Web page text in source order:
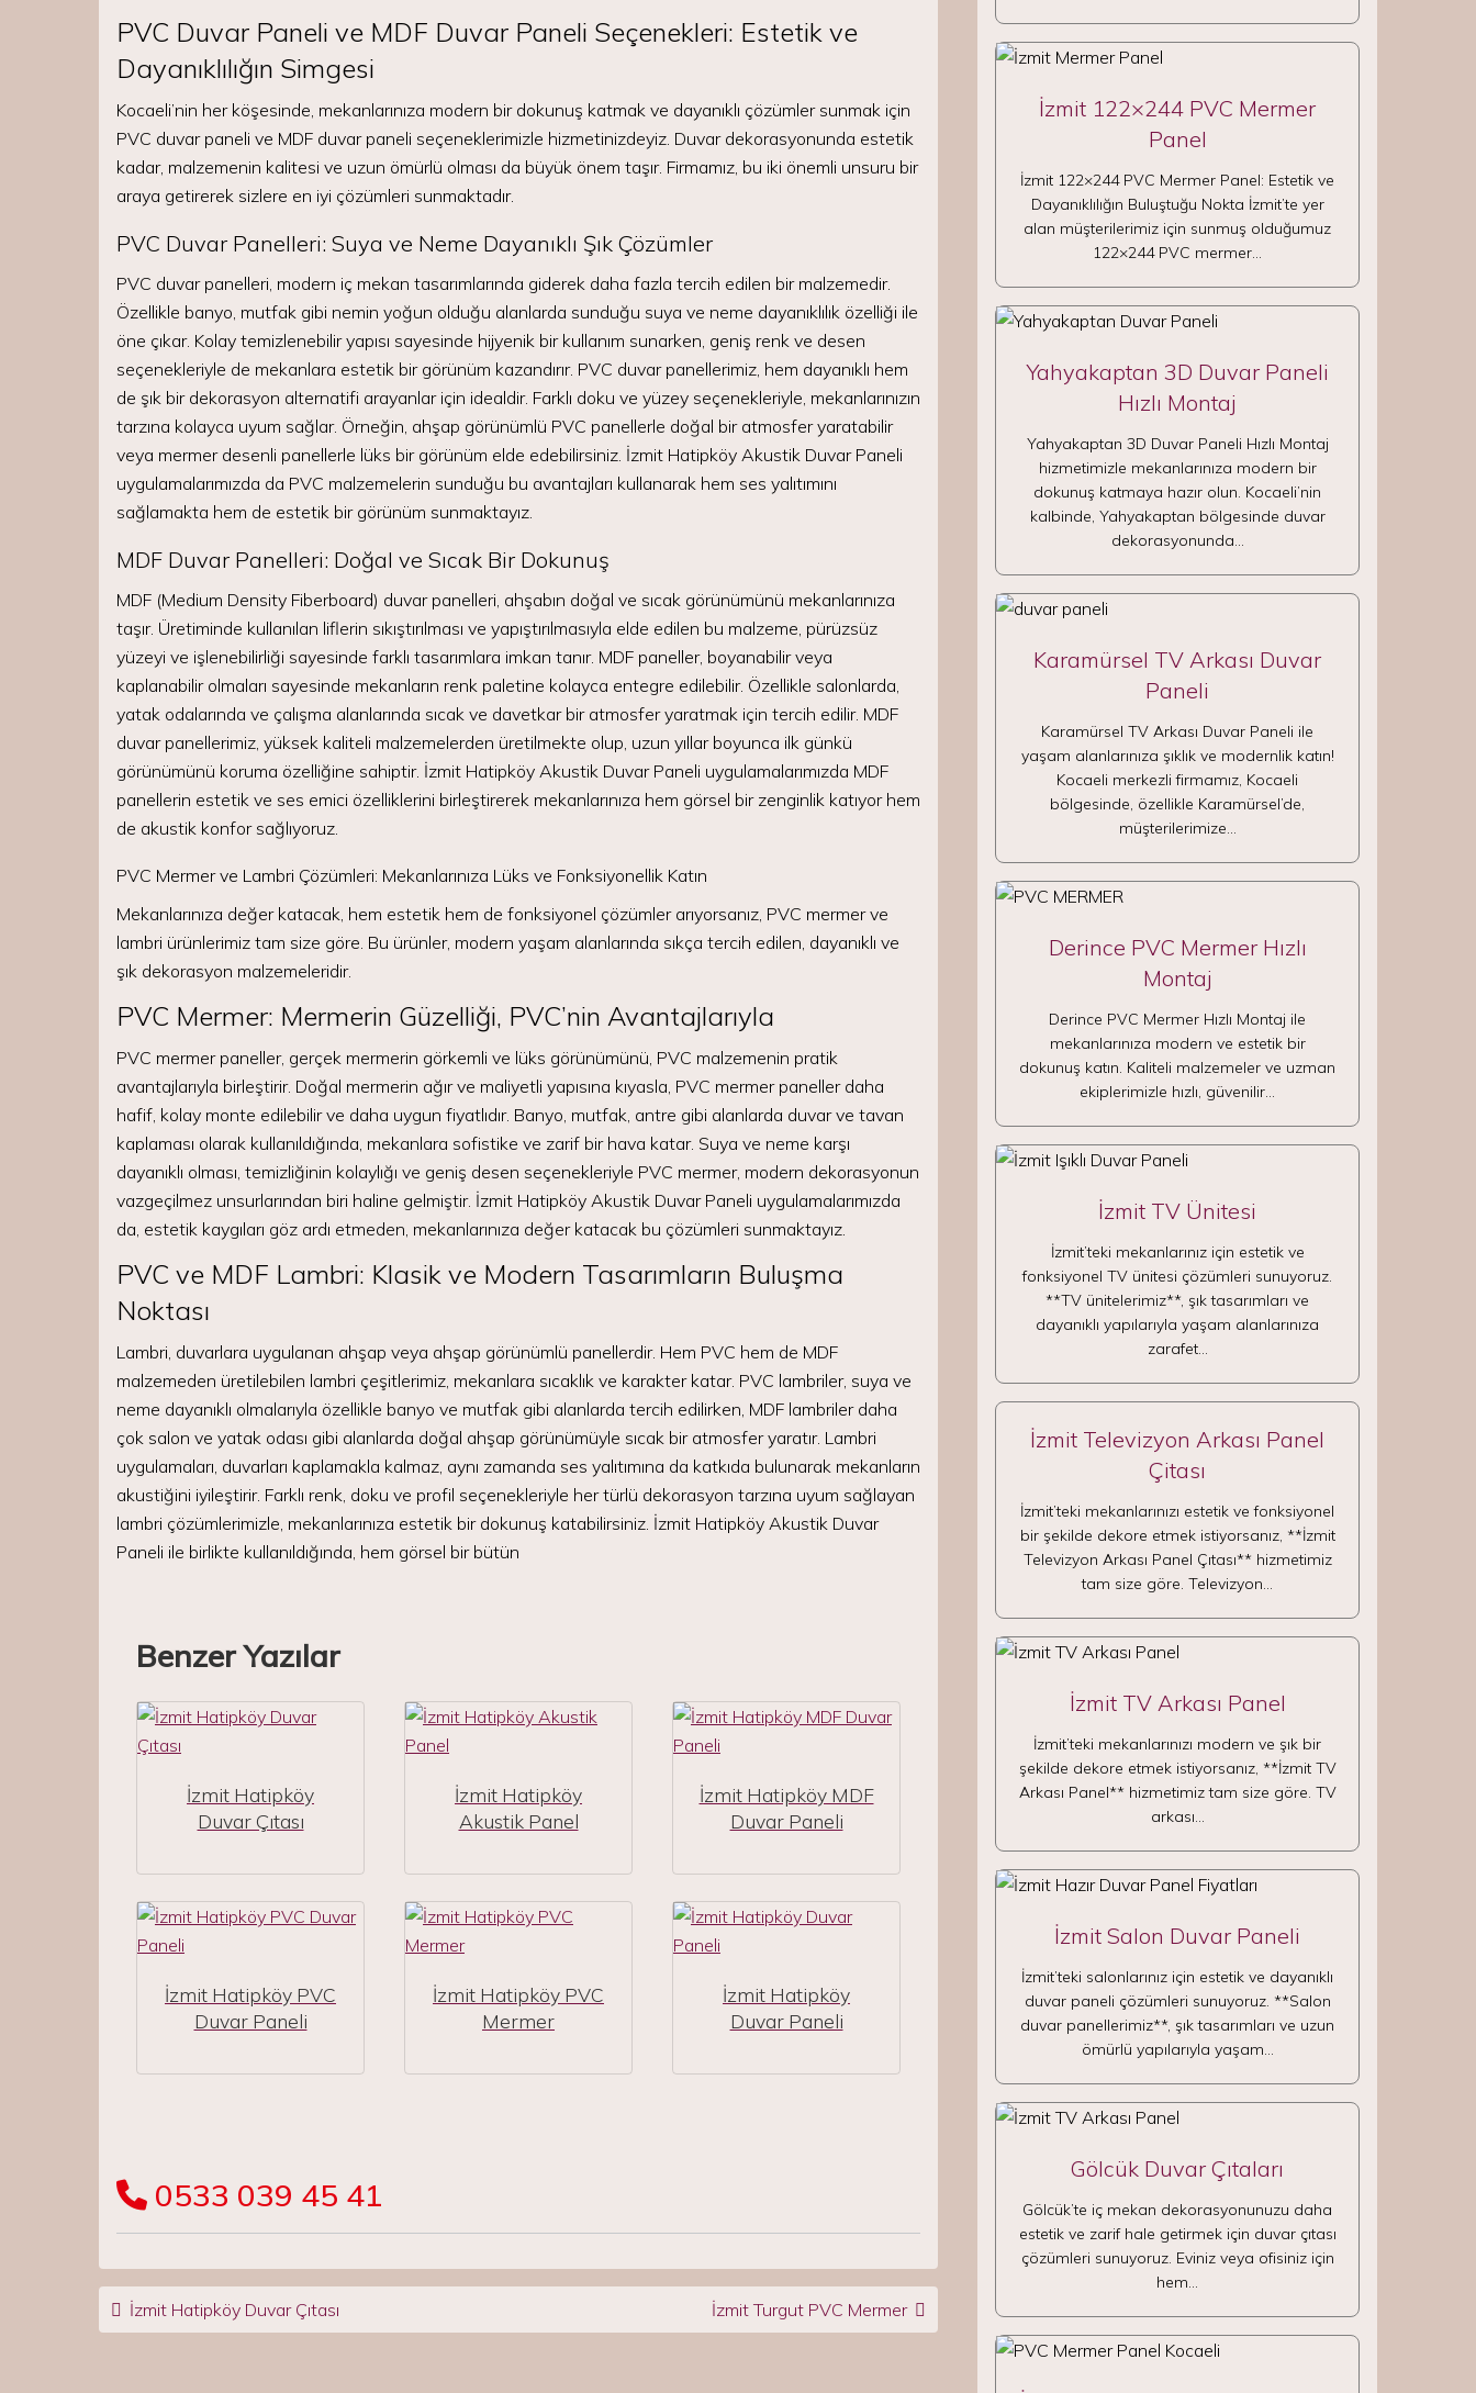
PVC Duvar Paneli ve MDF Duvar Paneli Seçenekleri: Estetik ve
Dayanıklılığın Simgesi
Kocaeli’nin her köşesinde, mekanlarınıza modern bir dokunuş katmak ve dayanıklı çözümler sunmak için
PVC duvar paneli ve MDF duvar paneli seçeneklerimizle hizmetinizdeyiz. Duvar dekorasyonunda estetik
kadar, malzemenin kalitesi ve uzun ömürlü olması da büyük önem taşır. Firmamız, bu iki önemli unsuru bir
araya getirerek sizlere en iyi çözümleri sunmaktadır.
PVC Duvar Panelleri: Suya ve Neme Dayanıklı Şık Çözümler
PVC duvar panelleri, modern iç mekan tasarımlarında giderek daha fazla tercih edilen bir malzemedir.
Özellikle banyo, mutfak gibi nemin yoğun olduğu alanlarda sunduğu suya ve neme dayanıklılık özelliği ile
öne çıkar. Kolay temizlenebilir yapısı sayesinde hijyenik bir kullanım sunarken, geniş renk ve desen
seçenekleriyle de mekanlara estetik bir görünüm kazandırır. PVC duvar panellerimiz, hem dayanıklı hem
de şık bir dekorasyon alternatifi arayanlar için idealdir. Farklı doku ve yüzey seçenekleriyle, mekanlarınızın
tarzına kolayca uyum sağlar. Örneğin, ahşap görünümlü PVC panellerle doğal bir atmosfer yaratabilir
veya mermer desenli panellerle lüks bir görünüm elde edebilirsiniz. İzmit Hatipköy Akustik Duvar Paneli
uygulamalarımızda da PVC malzemelerin sunduğu bu avantajları kullanarak hem ses yalıtımını
sağlamakta hem de estetik bir görünüm sunmaktayız.
MDF Duvar Panelleri: Doğal ve Sıcak Bir Dokunuş
MDF (Medium Density Fiberboard) duvar panelleri, ahşabın doğal ve sıcak görünümünü mekanlarınıza
taşır. Üretiminde kullanılan liflerin sıkıştırılması ve yapıştırılmasıyla elde edilen bu malzeme, pürüzsüz
yüzeyi ve işlenebilirliği sayesinde farklı tasarımlara imkan tanır. MDF paneller, boyanabilir veya
kaplanabilir olmaları sayesinde mekanların renk paletine kolayca entegre edilebilir. Özellikle salonlarda,
yatak odalarında ve çalışma alanlarında sıcak ve davetkar bir atmosfer yaratmak için tercih edilir. MDF
duvar panellerimiz, yüksek kaliteli malzemelerden üretilmekte olup, uzun yıllar boyunca ilk günkü
görünümünü koruma özelliğine sahiptir. İzmit Hatipköy Akustik Duvar Paneli uygulamalarımızda MDF
panellerin estetik ve ses emici özelliklerini birleştirerek mekanlarınıza hem görsel bir zenginlik katıyor hem
de akustik konfor sağlıyoruz.
PVC Mermer ve Lambri Çözümleri: Mekanlarınıza Lüks ve Fonksiyonellik Katın
Mekanlarınıza değer katacak, hem estetik hem de fonksiyonel çözümler arıyorsanız, PVC mermer ve
lambri ürünlerimiz tam size göre. Bu ürünler, modern yaşam alanlarında sıkça tercih edilen, dayanıklı ve
şık dekorasyon malzemeleridir.
PVC Mermer: Mermerin Güzelliği, PVC’nin Avantajlarıyla
PVC mermer paneller, gerçek mermerin görkemli ve lüks görünümünü, PVC malzemenin pratik
avantajlarıyla birleştirir. Doğal mermerin ağır ve maliyetli yapısına kıyasla, PVC mermer paneller daha
hafif, kolay monte edilebilir ve daha uygun fiyatlıdır. Banyo, mutfak, antre gibi alanlarda duvar ve tavan
kaplaması olarak kullanıldığında, mekanlara sofistike ve zarif bir hava katar. Suya ve neme karşı
dayanıklı olması, temizliğinin kolaylığı ve geniş desen seçenekleriyle PVC mermer, modern dekorasyonun
vazgeçilmez unsurlarından biri haline gelmiştir. İzmit Hatipköy Akustik Duvar Paneli uygulamalarımızda
da, estetik kaygıları göz ardı etmeden, mekanlarınıza değer katacak bu çözümleri sunmaktayız.
PVC ve MDF Lambri: Klasik ve Modern Tasarımların Buluşma
Noktası
Lambri, duvarlara uygulanan ahşap veya ahşap görünümlü panellerdir. Hem PVC hem de MDF
malzemeden üretilebilen lambri çeşitlerimiz, mekanlara sıcaklık ve karakter katar. PVC lambriler, suya ve
neme dayanıklı olmalarıyla özellikle banyo ve mutfak gibi alanlarda tercih edilirken, MDF lambriler daha
çok salon ve yatak odası gibi alanlarda doğal ahşap görünümüyle sıcak bir atmosfer yaratır. Lambri
uygulamaları, duvarları kaplamakla kalmaz, aynı zamanda ses yalıtımına da katkıda bulunarak mekanların
akustiğini iyileştirir. Farklı renk, doku ve profil seçenekleriyle her türlü dekorasyon tarzına uyum sağlayan
lambri çözümlerimizle, mekanlarınıza estetik bir dokunuş katabilirsiniz. İzmit Hatipköy Akustik Duvar
Paneli ile birlikte kullanıldığında, hem görsel bir bütün
Benzer Yazılar
İzmit Hatipköy
Duvar Çıtası
İzmit Hatipköy
Akustik Panel
İzmit Hatipköy MDF
Duvar Paneli
İzmit Hatipköy PVC
Duvar Paneli
İzmit Hatipköy PVC
Mermer
İzmit Hatipköy
Duvar Paneli
0533 039 45 41
Post navigation
İzmit Hatipköy Duvar Çıtası İzmit Turgut PVC Mermer
İzmit 122×244 PVC Mermer
Panel
İzmit 122×244 PVC Mermer Panel: Estetik ve
Dayanıklılığın Buluştuğu Nokta İzmit’te yer
alan müşterilerimiz için sunmuş olduğumuz
122×244 PVC mermer…
Yahyakaptan 3D Duvar Paneli
Hızlı Montaj
Yahyakaptan 3D Duvar Paneli Hızlı Montaj
hizmetimizle mekanlarınıza modern bir
dokunuş katmaya hazır olun. Kocaeli’nin
kalbinde, Yahyakaptan bölgesinde duvar
dekorasyonunda…
Karamürsel TV Arkası Duvar
Paneli
Karamürsel TV Arkası Duvar Paneli ile
yaşam alanlarınıza şıklık ve modernlik katın!
Kocaeli merkezli firmamız, Kocaeli
bölgesinde, özellikle Karamürsel’de,
müşterilerimize…
Derince PVC Mermer Hızlı
Montaj
Derince PVC Mermer Hızlı Montaj ile
mekanlarınıza modern ve estetik bir
dokunuş katın. Kaliteli malzemeler ve uzman
ekiplerimizle hızlı, güvenilir…
İzmit TV Ünitesi
İzmit’teki mekanlarınız için estetik ve
fonksiyonel TV ünitesi çözümleri sunuyoruz.
**TV ünitelerimiz**, şık tasarımları ve
dayanıklı yapılarıyla yaşam alanlarınıza
zarafet…
İzmit Televizyon Arkası Panel
Çitası
İzmit’teki mekanlarınızı estetik ve fonksiyonel
bir şekilde dekore etmek istiyorsanız, **İzmit
Televizyon Arkası Panel Çıtası** hizmetimiz
tam size göre. Televizyon…
İzmit TV Arkası Panel
İzmit’teki mekanlarınızı modern ve şık bir
şekilde dekore etmek istiyorsanız, **İzmit TV
Arkası Panel** hizmetimiz tam size göre. TV
arkası…
İzmit Salon Duvar Paneli
İzmit’teki salonlarınız için estetik ve dayanıklı
duvar paneli çözümleri sunuyoruz. **Salon
duvar panellerimiz**, şık tasarımları ve uzun
ömürlü yapılarıyla yaşam…
Gölcük Duvar Çıtaları
Gölcük’te iç mekan dekorasyonunuzu daha
estetik ve zarif hale getirmek için duvar çıtası
çözümleri sunuyoruz. Eviniz veya ofisiniz için
hem…